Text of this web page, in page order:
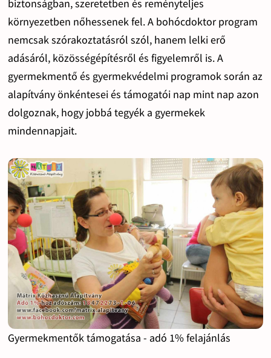
biztonságban, szeretetben és reményteljes
környezetben nőhessenek fel. A bohócdoktor program
nemcsak szórakoztatásról szól, hanem lelki erő
adásáról, közösségépítésről és figyelemről is. A
gyermekmentő és gyermekvédelmi programok során az
alapítvány önkéntesei és támogatói nap mint nap azon
dolgoznak, hogy jobbá tegyék a gyermekek
mindennapjait.
Gyermekmentők támogatása - adó 1% felajánlás